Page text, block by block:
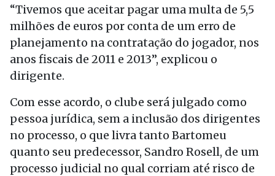
“Tivemos que aceitar pagar uma multa de 5,5
milhões de euros por conta de um erro de
planejamento na contratação do jogador, nos
anos fiscais de 2011 e 2013”, explicou o
dirigente.
Com esse acordo, o clube será julgado como
pessoa jurídica, sem a inclusão dos dirigentes
no processo, o que livra tanto Bartomeu
quanto seu predecessor, Sandro Rosell, de um
processo judicial no qual corriam até risco de